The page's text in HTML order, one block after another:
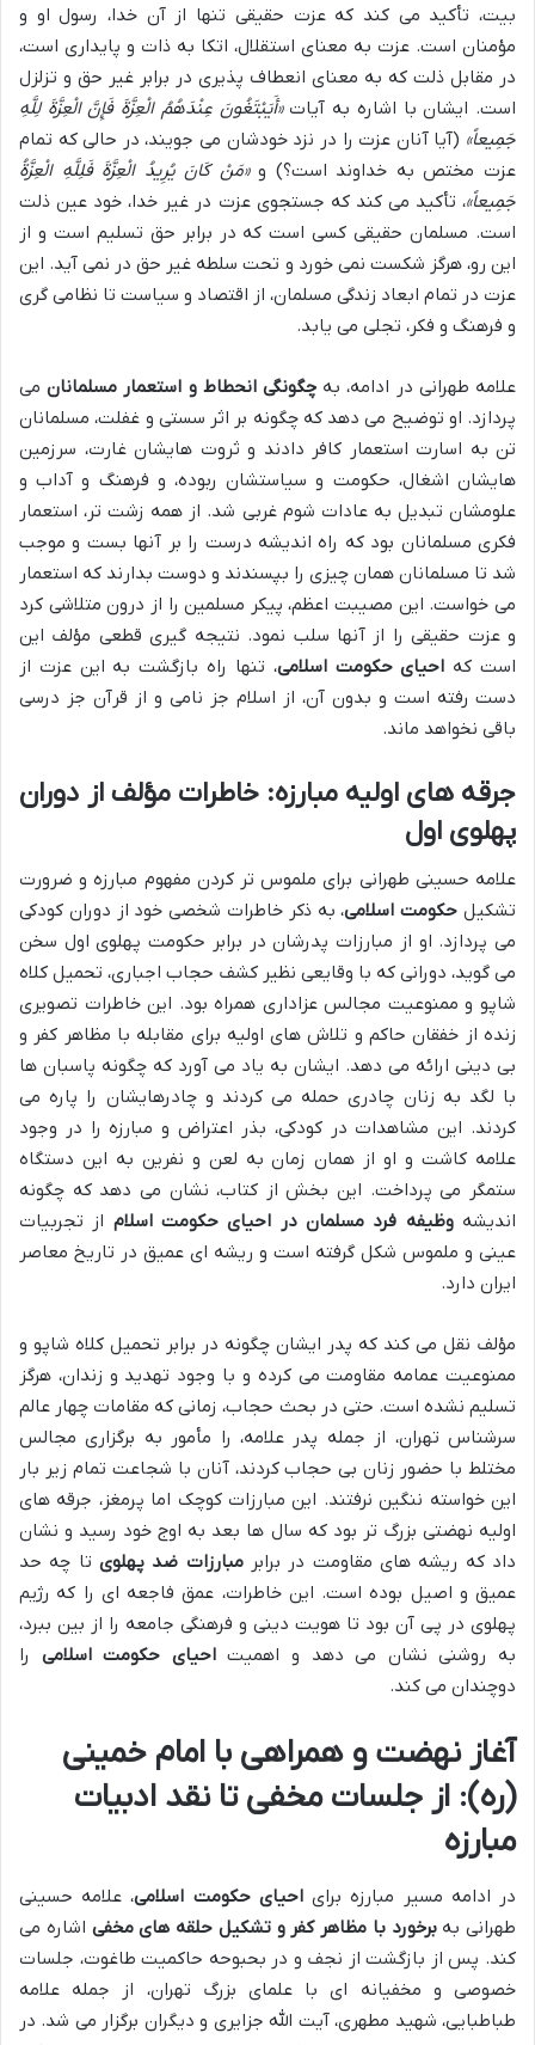
بیت، تأکید می کند که عزت حقیقی تنها از آن خدا، رسول او و
مؤمنان است. عزت به معنای استقلال، اتکا به ذات و پایداری است،
در مقابل ذلت که به معنای انعطاف پذیری در برابر غیر حق و تزلزل
است. ایشان با اشاره به آیات«أَیَبْتَغُونَ عِنْدَهُمُ الْعِزَّةَ فَإِنَّ الْعِزَّةَ لِلَّهِ
جَمِيعاً» (آیا آنان عزت را در نزد خودشان می جویند، در حالی که تمام
عزت مختص به خداوند است؟) و«مَنْ كَانَ يُرِيدُ الْعِزَّةَ فَلِلَّهِ الْعِزَّةُ
جَمِيعاً»، تأکید می کند که جستجوی عزت در غیر خدا، خود عین ذلت
است. مسلمان حقیقی کسی است که در برابر حق تسلیم است و از
این رو، هرگز شکست نمی خورد و تحت سلطه غیر حق در نمی آید. این
عزت در تمام ابعاد زندگی مسلمان، از اقتصاد و سیاست تا نظامی گری
و فرهنگ و فکر، تجلی می یابد.
علامه طهرانی در ادامه، به چگونگی انحطاط و استعمار مسلمانانمی
پردازد. او توضیح می دهد که چگونه بر اثر سستی و غفلت، مسلمانان
تن به اسارت استعمار کافر دادند و ثروت هایشان غارت، سرزمین
هایشان اشغال، حکومت و سیاستشان ربوده، و فرهنگ و آداب و
علومشان تبدیل به عادات شوم غربی شد. از همه زشت تر، استعمار
فکری مسلمانان بود که راه اندیشه درست را بر آنها بست و موجب
شد تا مسلمانان همان چیزی را بپسندند و دوست بدارند که استعمار
می خواست. این مصیبت اعظم، پیکر مسلمین را از درون متلاشی کرد
و عزت حقیقی را از آنها سلب نمود. نتیجه گیری قطعی مؤلف این
است که احیای حکومت اسلامی، تنها راه بازگشت به این عزت از
دست رفته است و بدون آن، از اسلام جز نامی و از قرآن جز درسی
باقی نخواهد ماند.
جرقه های اولیه مبارزه: خاطرات مؤلف از دوران
پهلوی اول
علامه حسینی طهرانی برای ملموس تر کردن مفهوم مبارزه و ضرورت
تشکیل حکومت اسلامی، به ذکر خاطرات شخصی خود از دوران کودکی
می پردازد. او از مبارزات پدرشان در برابر حکومت پهلوی اول سخن
می گوید، دورانی که با وقایعی نظیر کشف حجاب اجباری، تحمیل کلاه
شاپو و ممنوعیت مجالس عزاداری همراه بود. این خاطرات تصویری
زنده از خفقان حاکم و تلاش های اولیه برای مقابله با مظاهر کفر و
بی دینی ارائه می دهد. ایشان به یاد می آورد که چگونه پاسبان ها
با لگد به زنان چادری حمله می کردند و چادرهایشان را پاره می
کردند. این مشاهدات در کودکی، بذر اعتراض و مبارزه را در وجود
علامه کاشت و او از همان زمان به لعن و نفرین به این دستگاه
ستمگر می پرداخت. این بخش از کتاب، نشان می دهد که چگونه
اندیشهوظیفه فرد مسلمان در احیای حکومت اسلام از تجربیات
عینی و ملموس شکل گرفته است و ریشه ای عمیق در تاریخ معاصر
ایران دارد.
مؤلف نقل می کند که پدر ایشان چگونه در برابر تحمیل کلاه شاپو و
ممنوعیت عمامه مقاومت می کرده و با وجود تهدید و زندان، هرگز
تسلیم نشده است. حتی در بحث حجاب، زمانی که مقامات چهار عالم
سرشناس تهران، از جمله پدر علامه، را مأمور به برگزاری مجالس
مختلط با حضور زنان بی حجاب کردند، آنان با شجاعت تمام زیر بار
این خواسته ننگین نرفتند. این مبارزات کوچک اما پرمغز، جرقه های
اولیه نهضتی بزرگ تر بود که سال ها بعد به اوج خود رسید و نشان
داد که ریشه های مقاومت در برابرمبارزات ضد پهلوی تا چه حد
عمیق و اصیل بوده است. این خاطرات، عمق فاجعه ای را که رژیم
پهلوی در پی آن بود تا هویت دینی و فرهنگی جامعه را از بین ببرد،
به روشنی نشان می دهد و اهمیتاحیای حکومت اسلامی را
دوچندان می کند.
آغاز نهضت و همراهی با امام خمینی
(ره): از جلسات مخفی تا نقد ادبیات
مبارزه
در ادامه مسیر مبارزه برایاحیای حکومت اسلامی، علامه حسینی
طهرانی بهبرخورد با مظاهر کفر و تشکیل حلقه های مخفی اشاره می
کند. پس از بازگشت از نجف و در بحبوحه حاکمیت طاغوت، جلسات
خصوصی و مخفیانه ای با علمای بزرگ تهران، از جمله علامه
طباطبایی، شهید مطهری، آیت الله جزایری و دیگران برگزار می شد. در